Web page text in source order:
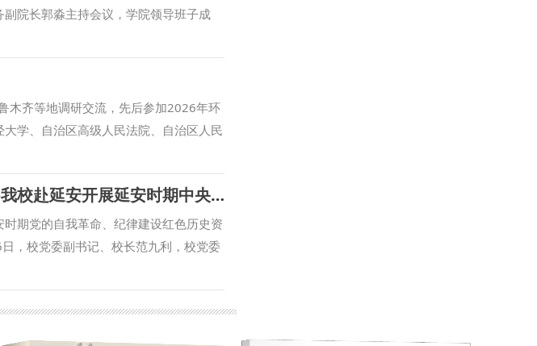
院长郭淼主持会议，学院领导班子成
琦在讲话中表示，习近平党建思想系
政的马克思主义政党”这一重大时代课
责任担当。同时，他对“十四个坚持”进
总纲，以“坚持党中央集中统一领导、坚
、思想建设、组织建设、作风建设、纪
“落实管党治党政治责任”为双重保
合思政课教学实际，将习近平党建思想
全国党建工作座谈会主要内容。在主
鸿、闫欢、朱风翔、王亮等八位教师代
十四个坚持”的内涵要义、党的创新理论
思政课教学的实际成效，为培养担当民
木齐等地调研交流，先后参加2026年环
学、自治区高级人民法院、自治区人民
区域国际合作会议、区域教育合作专
合作进行交流，并分别与阿勒泰地区行
日，范九利一行到新疆高级法院兵团分
实践和理论研究基地”揭牌。双方围绕司
等方面深入交换意见，推动法学理论研
学调研座谈，双方围绕师资交流、课程
化财经与法学领域交叉融合、共同服务
高级人民法院、自治区人民检察院，范
深挖延安纪律建设红色资源 深化校地协同研究——我校赴延安开展延安时期中央党务委员会历史专题调研交流
期党的自我革命、纪律建设红色历史资
，校党委副书记、校长范九利，校党委
专题调研，校地相关领导、专家学者共
究专题座谈会在延安新区为民服务中心
上，范九利作主旨交流发言。他指出，
分用好延安十三年宝贵红色资源。中央